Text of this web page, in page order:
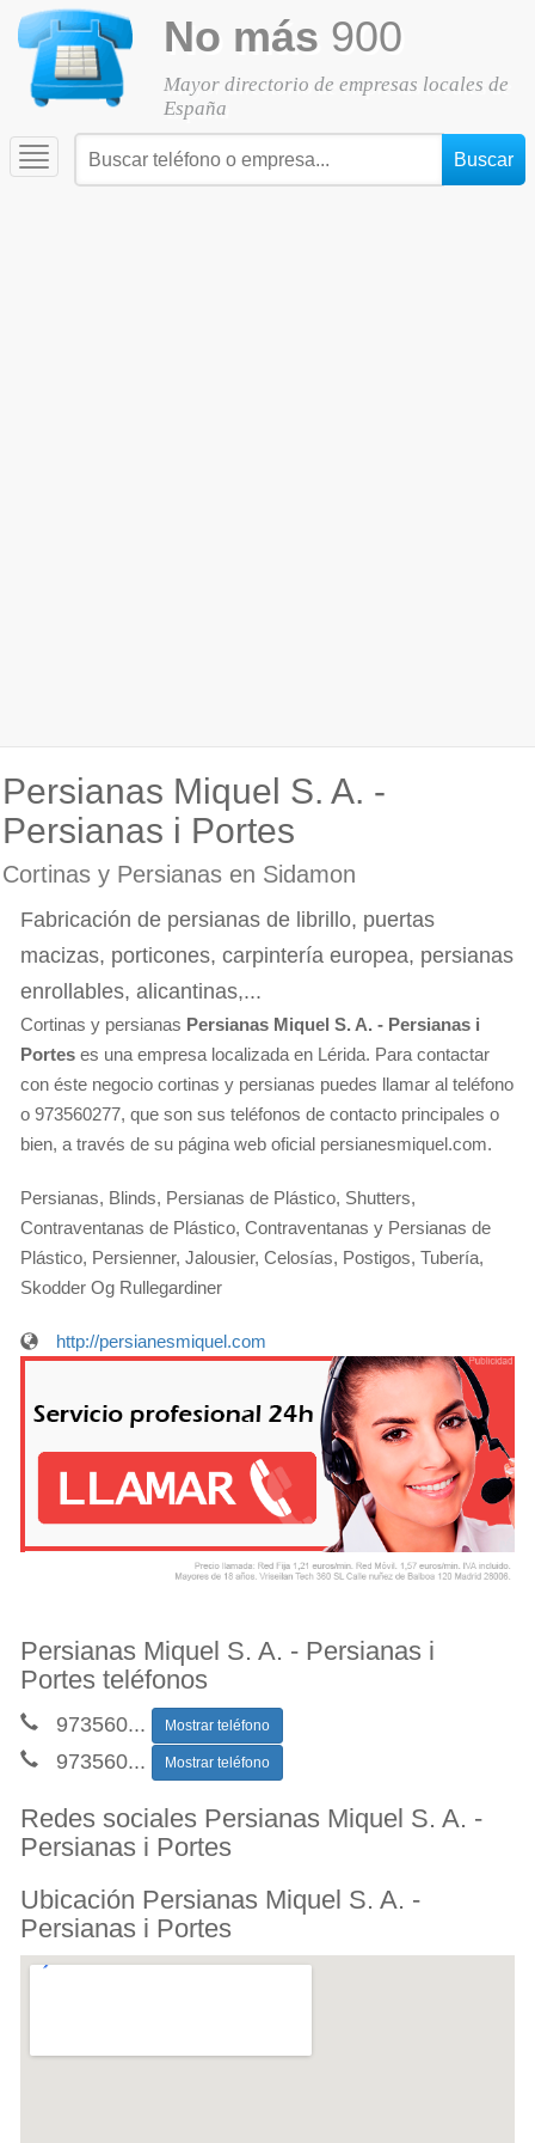
No más 900
Mayor directorio de empresas locales de
España
Toggle
navigation
Persianas Miquel S. A. -
Persianas i Portes
Cortinas y Persianas en Sidamon
Fabricación de persianas de librillo, puertas
macizas, porticones, carpintería europea, persianas
enrollables, alicantinas,...
Cortinas y persianas Persianas Miquel S. A. - Persianas i
Portes es una empresa localizada en Lérida. Para contactar
con éste negocio cortinas y persianas puedes llamar al teléfono
o 973560277, que son sus teléfonos de contacto principales o
bien, a través de su página web oficial persianesmiquel.com.
Persianas, Blinds, Persianas de Plástico, Shutters,
Contraventanas de Plástico, Contraventanas y Persianas de
Plástico, Persienner, Jalousier, Celosías, Postigos, Tubería,
Skodder Og Rullegardiner
http://persianesmiquel.com
Persianas Miquel S. A. - Persianas i
Portes teléfonos
973560... Mostrar teléfono
973560... Mostrar teléfono
Redes sociales Persianas Miquel S. A. -
Persianas i Portes
Ubicación Persianas Miquel S. A. -
Persianas i Portes